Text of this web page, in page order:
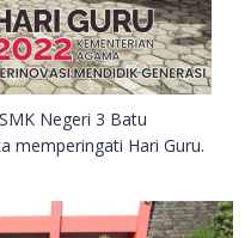
Negeri 3 Batu
memperingati Hari Guru.